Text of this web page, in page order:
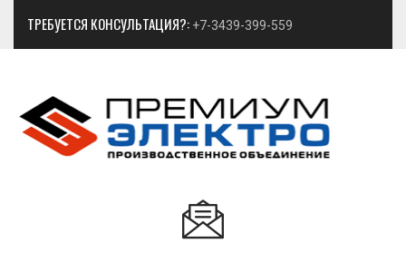
ТРЕБУЕТСЯ КОНСУЛЬТАЦИЯ?: +7-3439-399-559